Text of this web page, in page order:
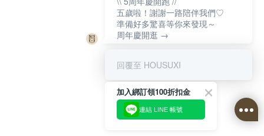
五歲啦！謝謝一路陪伴我們♡
準備好多驚喜等你來發現～
周年慶開逛 →
回覆至 HOUSUXI
加入綁訂領100折扣金
連結 LINE 帳號